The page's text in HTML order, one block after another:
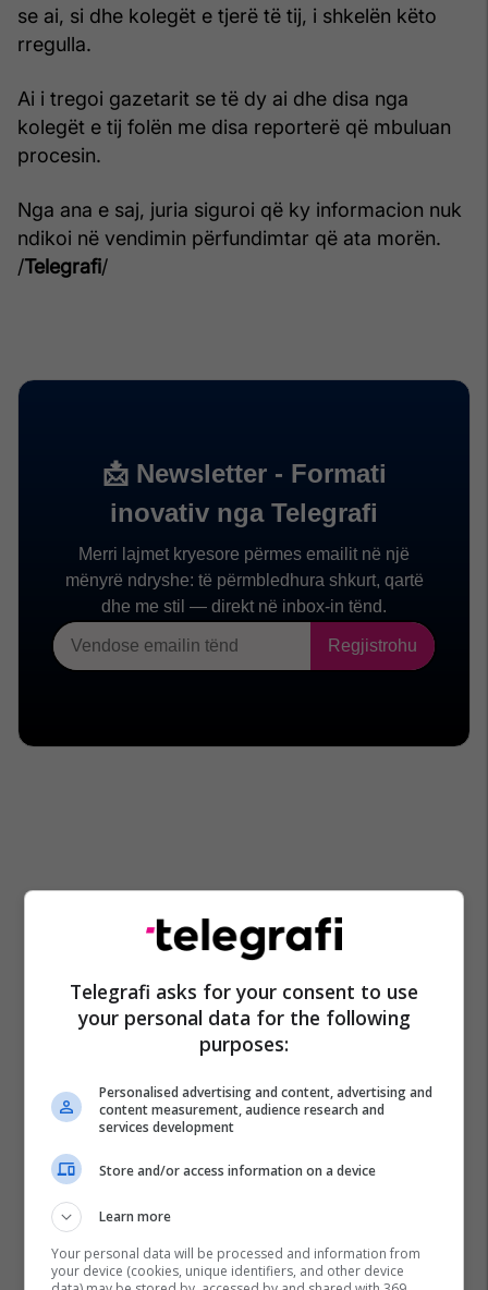
se ai, si dhe kolegët e tjerë të tij, i shkelën këto
rregulla.
Ai i tregoi gazetarit se të dy ai dhe disa nga
kolegët e tij folën me disa reporterë që mbuluan
procesin.
Nga ana e saj, juria siguroi që ky informacion nuk
ndikoi në vendimin përfundimtar që ata morën.
/Telegrafi/
Telegrafi asks for your consent to use
your personal data for the following
purposes:
Personalised advertising and content, advertising and
content measurement, audience research and
services development
Store and/or access information on a device
Learn more
Your personal data will be processed and information from
your device (cookies, unique identifiers, and other device